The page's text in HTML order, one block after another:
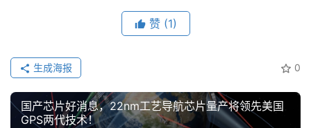
赞 (1)
0
生成海报
国产芯片好消息，22nm工艺导航芯片量产将领先美国
GPS两代技术！